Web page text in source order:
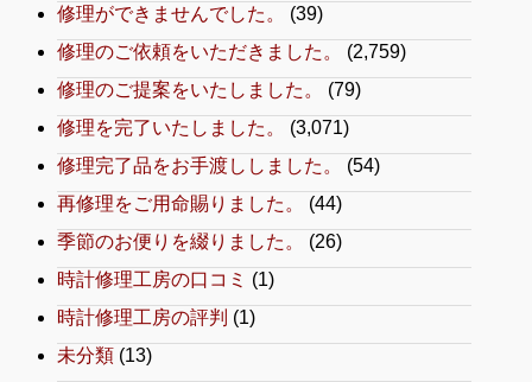
修理ができませんでした。
(39)
修理のご依頼をいただきました。
(2,759)
修理のご提案をいたしました。
(79)
修理を完了いたしました。
(3,071)
修理完了品をお手渡ししました。
(54)
再修理をご用命賜りました。
(44)
季節のお便りを綴りました。
(26)
時計修理工房の口コミ (1)
時計修理工房の評判 (1)
未分類 (13)